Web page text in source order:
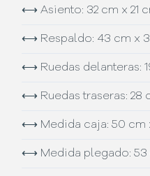
⟷ Asiento: 32 cm x 21
⟷ Respaldo: 43 cm x
⟷ Ruedas delanteras:
⟷ Ruedas traseras:
⟷ Medida caja: 50 cm
⟷ Medida plegado: 53